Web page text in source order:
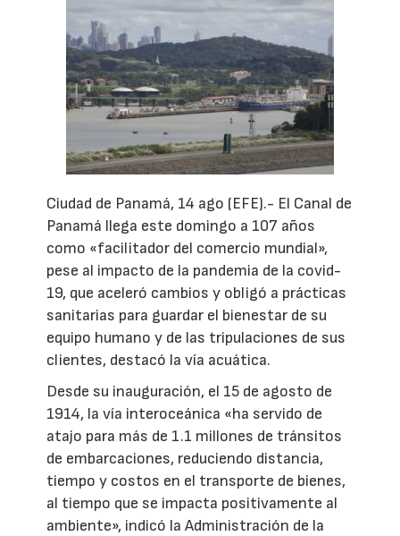
Ciudad de Panamá, 14 ago (EFE).- El Canal de
Panamá llega este domingo a 107 años
como «facilitador del comercio mundial»,
pese al impacto de la pandemia de la covid-
19, que aceleró cambios y obligó a prácticas
sanitarias para guardar el bienestar de su
equipo humano y de las tripulaciones de sus
clientes, destacó la vía acuática.
Desde su inauguración, el 15 de agosto de
1914, la vía interoceánica «ha servido de
atajo para más de 1.1 millones de tránsitos
de embarcaciones, reduciendo distancia,
tiempo y costos en el transporte de bienes,
al tiempo que se impacta positivamente al
ambiente», indicó la Administración de la